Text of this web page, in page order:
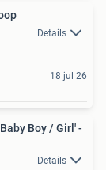
Details
18 jul 26
Boy / Girl' -
Details